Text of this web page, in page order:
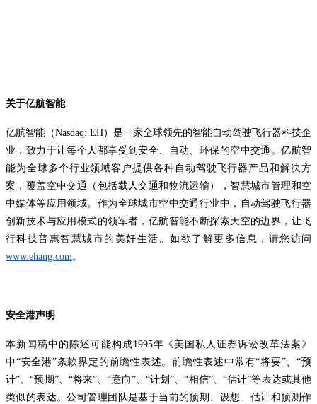
关于亿航智能
亿航智能（Nasdaq: EH）是一家全球领先的智能自动驾驶飞行器科技企
业，致力于让每个人都享受到安全、自动、环保的空中交通。亿航智
能为全球多个行业领域客户提供各种自动驾驶飞行器产品和解决方
案，覆盖空中交通（包括载人交通和物流运输），智慧城市管理和空
中媒体等应用领域。作为全球城市空中交通行业中，自动驾驶飞行器
创新技术与应用模式的领军者，亿航智能不断探索天空的边界，让飞
行科技普惠智慧城市的美好生活。如欲了解更多信息，请您访问
www.ehang.com。
安全港声明
本新闻稿中的陈述可能构成1995年《美国私人证券诉讼改革法案》
中“安全港”条款界定的前瞻性表述。前瞻性表述中常有“将要”、“预
计”、“预期”、“将来”、“意向”、“计划”、“相信”、“估计”等表达或其他
类似的表达。公司管理团队是基于当前的预期、设想、估计和预测作